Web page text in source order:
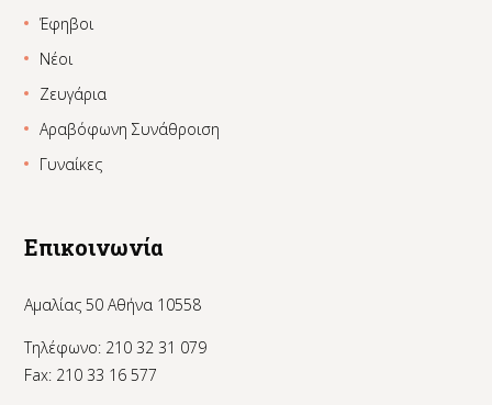
Έφηβοι
Νέοι
Ζευγάρια
Αραβόφωνη Συνάθροιση
Γυναίκες
Επικοινωνία
Αμαλίας 50 Αθήνα 10558
Τηλέφωνο: 210 32 31 079
Fax: 210 33 16 577